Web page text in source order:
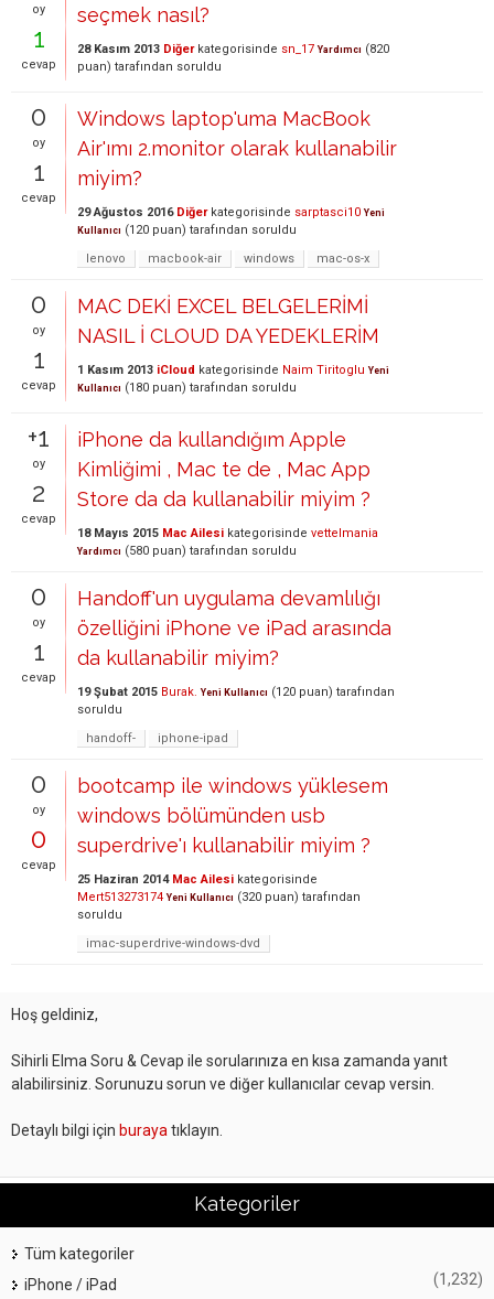
oy
1
cevap
seçmek nasıl?
28 Kasım 2013 Diğerkategorisinde sn_17 Yardımcı (820
puan) tarafından soruldu
0
oy
1
cevap
Windows laptop'uma MacBook
Air'ımı 2.monitor olarak kullanabilir
miyim?
29 Ağustos 2016 Diğerkategorisinde sarptasci10 Yeni
Kullanıcı (120 puan) tarafından soruldu
lenovo
macbook-air windows mac-os-x
0
oy
1
cevap
MAC DEKİ EXCEL BELGELERİMİ
NASIL İ CLOUD DA YEDEKLERİM
1 Kasım 2013 iCloud kategorisinde Naim Tiritoglu Yeni
Kullanıcı (180 puan) tarafından soruldu
+1
oy
2
cevap
iPhone da kullandığım Apple
Kimliğimi , Mac te de , Mac App
Store da da kullanabilir miyim ?
18 Mayıs 2015 Mac Ailesi kategorisinde vettelmania
Yardımcı (580 puan) tarafından soruldu
0
oy
1
cevap
Handoff'un uygulama devamlılığı
özelliğini iPhone ve iPad arasında
da kullanabilir miyim?
19 Şubat 2015 Burak. Yeni Kullanıcı (120 puan) tarafından
soruldu
handoff-
iphone-ipad
0
oy
0
cevap
bootcamp ile windows yüklesem
windows bölümünden usb
superdrive'ı kullanabilir miyim ?
25 Haziran 2014 Mac Ailesi kategorisinde
Mert513273174 Yeni Kullanıcı (320 puan) tarafından
soruldu
imac-superdrive-windows-dvd
Hoş geldiniz,
Sihirli Elma Soru & Cevap ile sorularınıza en kısa zamanda yanıt
alabilirsiniz. Sorunuzu sorun ve diğer kullanıcılar cevap versin.
Detaylı bilgi için buraya tıklayın.
Kategoriler
Tüm kategoriler
iPhone / iPad
(1,232)